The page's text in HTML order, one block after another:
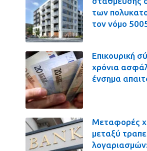
των
τον νόμο
Επικουρική
χρόνια
ένσημα
Μεταφορές
μεταξύ